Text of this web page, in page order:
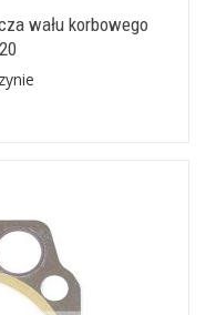
wału korbowego